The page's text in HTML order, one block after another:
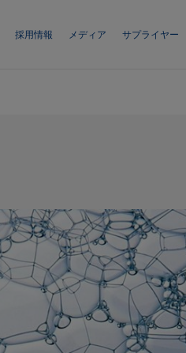
採用情報 メディア サプライヤー